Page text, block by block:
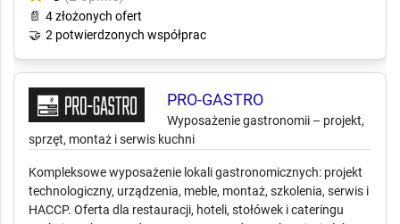
5(2 opinie)
📄 4 złożonych ofert
🤝 2 potwierdzonych współprac
PRO-GASTRO
Wyposażenie gastronomii – projekt,
sprzęt, montaż i serwis kuchni